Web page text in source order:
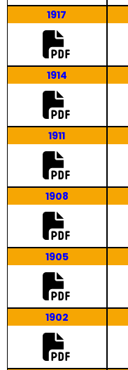
1917
1914
1911
1908
1905
1902